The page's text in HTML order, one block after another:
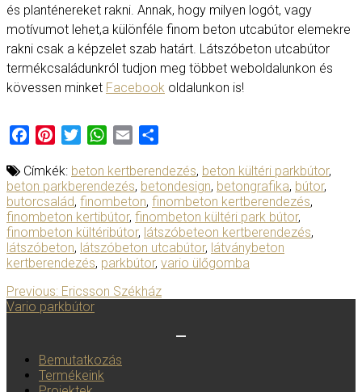
és planténereket rakni. Annak, hogy milyen logót, vagy
motívumot lehet,a különféle finom beton utcabútor elemekre
rakni csak a képzelet szab határt. Látszóbeton utcabútor
termékcsaládunkról tudjon meg többet weboldalunkon és
kövessen minket Facebook oldalunkon is!
FacebookPinterestTwitterWhatsApp
Email
Címkék: beton kertberendezés, beton kültéri parkbútor,
beton parkberendezés, betondesign, betongrafika, bútor,
butorcsalád, finombeton, finombeton kertberendezés,
finombeton kertibútor, finombeton kültéri park bútor,
finombeton kültéribútor, látszóbeteon kertberendezés,
látszóbeton, látszóbeton utcabútor, látványbeton
kertberendezés, parkbútor, vario ülőgomba
Previous: Ericsson Székház
Vario parkbútor
Bemutatkozás
Termékeink